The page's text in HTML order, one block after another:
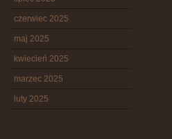
czerwiec 2025
maj 2025
kwiecień 2025
marzec 2025
luty 2025